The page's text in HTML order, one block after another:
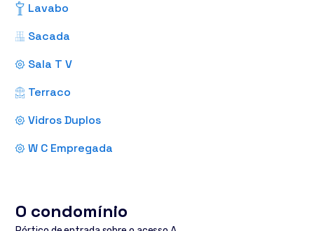
Lavabo
Sacada
Sala T V
Terraco
Vidros Duplos
W C Empregada
O condomínio